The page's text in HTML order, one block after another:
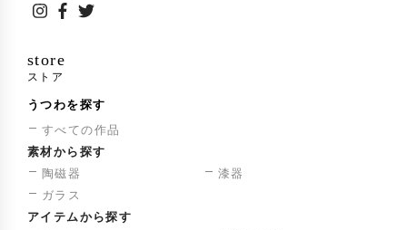
store
ストア
うつわを探す
すべての作品
素材から探す
陶磁器
漆器
ガラス
アイテムから探す